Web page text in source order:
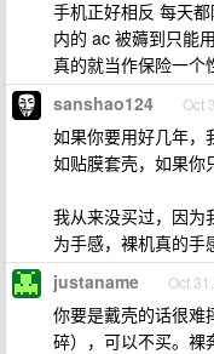
手机正好相反 每天
内的 ac 被薅到只能
真的就当作保险一个
sanshao124 Oct
如果你要用好几年，
如贴膜套壳，如果你
我从来没买过，因为
为手感，裸机真的手
justaname Oct
你要是戴壳的话很难
碎），可以不买。裸